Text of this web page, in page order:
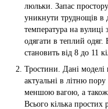
люльки. Запас
уникнути труднощів в
температура на вулиці
одягати в теплий одяг.
становить від 8 до 11
Тростини. Дані моделі
актуальні в літню
меншою вагою, а також
Всього кілька простих